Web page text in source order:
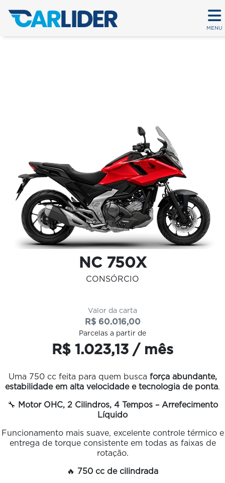
MENU
NC 750X
CONSÓRCIO
Valor da carta
R$ 60.016,00
Parcelas a partir de
R$ 1.023,13 / mês
Uma 750 cc feita para quem busca força abundante,
estabilidade em alta velocidade e tecnologia de ponta.
🔧 Motor OHC, 2 Cilindros, 4 Tempos – Arrefecimento
Líquido
Funcionamento mais suave, excelente controle térmico e
entrega de torque consistente em todas as faixas de
rotação.
🔥 750 cc de cilindrada